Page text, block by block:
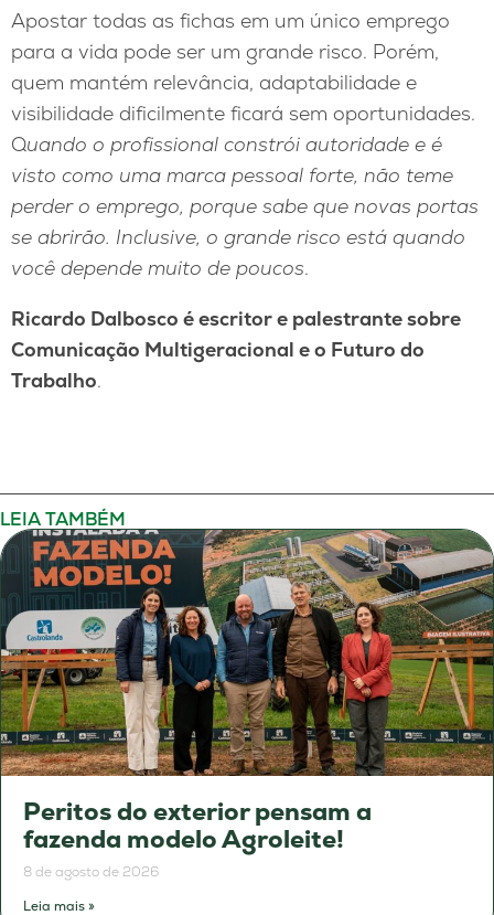
Apostar todas as fichas em um único emprego
para a vida pode ser um grande risco. Porém,
quem mantém relevância, adaptabilidade e
visibilidade dificilmente ficará sem oportunidades.
Quando o profissional constrói autoridade e é
visto como uma marca pessoal forte, não teme
perder o emprego, porque sabe que novas portas
se abrirão. Inclusive, o grande risco está quando
você depende muito de poucos.
Ricardo Dalbosco é escritor e palestrante sobre
Comunicação Multigeracional e o Futuro do
Trabalho.
LEIA TAMBÉM
Peritos do exterior pensam a
fazenda modelo Agroleite!
8 de agosto de 2026
Leia mais »